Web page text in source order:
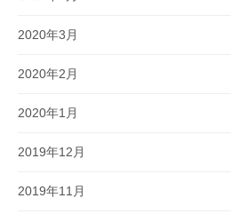
2020年3月
2020年2月
2020年1月
2019年12月
2019年11月